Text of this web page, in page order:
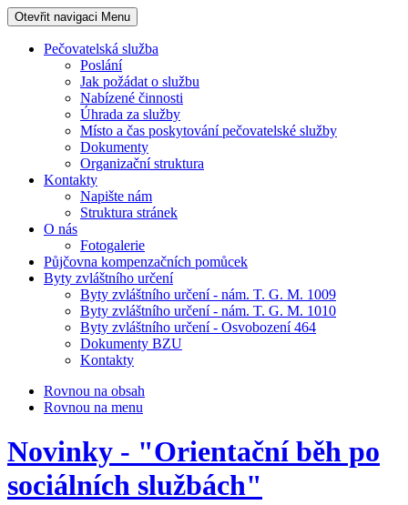
Otevřit navigaci Menu
Pečovatelská služba
Poslání
Jak požádat o službu
Nabízené činnosti
Úhrada za služby
Místo a čas poskytování pečovatelské služby
Dokumenty
Organizační struktura
Kontakty
Napište nám
Struktura stránek
O nás
Fotogalerie
Půjčovna kompenzačních pomůcek
Byty zvláštního určení
Byty zvláštního určení - nám. T. G. M. 1009
Byty zvláštního určení - nám. T. G. M. 1010
Byty zvláštního určení - Osvobození 464
Dokumenty BZU
Kontakty
Rovnou na obsah
Rovnou na menu
Novinky - "Orientační běh po
sociálních službách"